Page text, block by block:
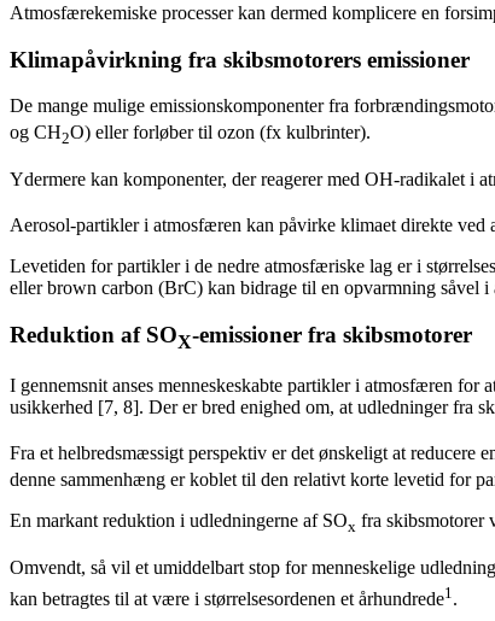
Atmosfærekemiske processer kan dermed komplicere en
Klimapåvirkning fra skibsmotorers emissioner
De mange mulige emissionskomponenter fra
og CH2O) eller forløber til ozon (fx kulbrinter).
Ydermere kan komponenter, der reagerer med OH-radikalet i
Aerosol-partikler i atmosfæren kan påvirke klimaet direkte ved
Levetiden for partikler i de nedre atmosfæriske lag er i
eller brown carbon (BrC) kan bidrage til en opvarmning såvel
Reduktion af SOX-emissioner fra skibsmotorer
I gennemsnit anses menneskeskabte partikler i atmosfæren
usikkerhed [7, 8]. Der er bred enighed om, at udledninger fra
Fra et helbredsmæssigt perspektiv er det ønskeligt at reducere
denne sammenhæng er koblet til den relativt korte levetid for
En markant reduktion i udledningerne af SOx fra skibsmotorer
Omvendt, så vil et umiddelbart stop for menneskelige
kan betragtes til at være i størrelsesordenen et århundrede1 .